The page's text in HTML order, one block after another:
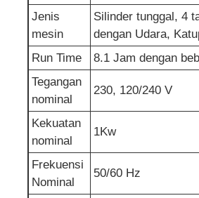
Jenis
mesin
Silinder tunggal, 4
dengan Udara,
Run Time
8.1 Jam dengan
Tegangan
nominal
230, 120/240 V
Kekuatan
nominal
1Kw
Frekuensi
Nominal
50/60 Hz